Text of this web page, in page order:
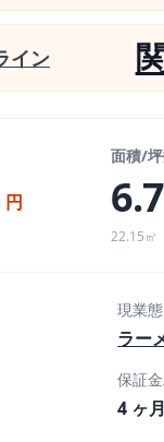
イン
円
面積/
6.7
22.15㎡
現業態
ラー
保証
4 ヶ月